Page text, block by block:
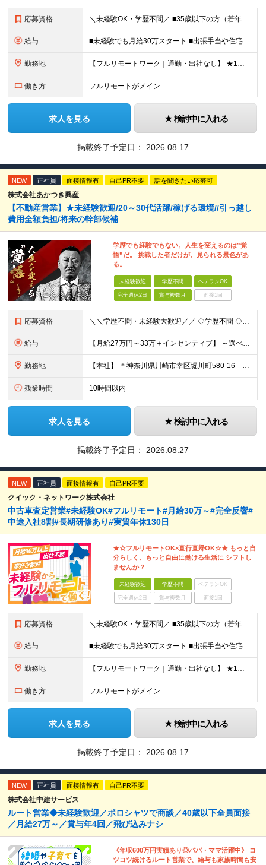
応募資格 ＼未経験OK・学歴不問／ ■35歳以下の方（若年層の長期キャリア形成のため） ■第二新卒OK ■普通自動車免許（AT）をお持ちの方 ▼▽こんな方はぜひご応募ください！▽▼ 「車の運転が好き！」 「地
給与 ■未経験でも月給30万スタート ■出張手当や住宅手当あり 【東京都・神奈川県】 月給35万円～60万円＋インセンティブ＋賞与＋諸手当 上記月給は、月42時間分の固定残業代（月8万3900円以上）を含
勤務地 【フルリモートワーク｜通勤・出社なし】 ★1人1台社用車貸与 ★転勤なし ★直帰直行OK 【本社】 兵庫県神戸市中央区明石町44 神戸御幸ビル4F ★☆積極採用中☆★ ◆北海道・東北：札幌／福島／
働き方 フルリモートがメイン
求人を見る 検討中に入れる
掲載終了予定日： 2026.08.17
NEW 正社員 面接情報有 自己PR不要 話を聞きたい応募可
株式会社あかつき興産
【不動産営業】★未経験歓迎/20～30代活躍/稼げる環境//引っ越し
費用全額負担/将来の幹部候補
学歴でも経験でもない。人生を変えるのは”覚
悟”だ。 挑戦した者だけが、見られる景色があ
る。
未経験歓迎 学歴不問 ベテランOK
完全週休2日 賞与複数月 面接1回
応募資格 ＼＼学歴不問・未経験大歓迎／／ ◇学歴不問 ◇社会⼈・職種・業種未経験大歓迎 ☆ー・ー・ー・ー・ー・ー・ー・ー・ー・ー・ー☆ 「今の人生を変えたい。」「本気で稼ぎたい。」 面接ではその想いを
給与 【⽉給27万円～33万＋インセンティブ】 ～選べる給与制度～ 固定給とインセンティブの割合を選択することが可能◎ ⾯接時にご相談可能です！ ￣￣￣￣￣￣￣￣￣￣￣￣￣￣￣￣￣￣￣ 月収27万円の場合
勤務地 【本社】 ＊神奈川県川崎市幸区堀川町580-16 川崎テックセンター9階 ※転勤はありません ※受動喫煙対策あり(オフィス内分煙)
残業時間 10時間以内
求人を見る 検討中に入れる
掲載終了予定日： 2026.08.27
NEW 正社員 面接情報有 自己PR不要
クイック・ネットワーク株式会社
中古車査定営業#未経験OK#フルリモート#月給30万～#完全反響#
中途入社8割#長期研修あり#実質年休130日
★☆フルリモートOK×直行直帰OK☆★ もっと自
分らしく、もっと自由に働ける生活に シフトし
ませんか？
未経験歓迎 学歴不問 ベテランOK
完全週休2日 賞与複数月 面接1回
応募資格 ＼未経験OK・学歴不問／ ■35歳以下の方（若年層の長期キャリア形成のため） ■第二新卒OK ■普通自動車免許（AT）をお持ちの方 ▼▽こんな方はぜひご応募ください！▽▼ 「車の運転が好き！」 「地
給与 ■未経験でも月給30万スタート ■出張手当や住宅手当あり 【東京都・神奈川県】 月給35万円～60万円＋インセンティブ＋賞与＋諸手当 上記月給は、月42時間分の固定残業代（月8万3900円以上）を含
勤務地 【フルリモートワーク｜通勤・出社なし】 ★1人1台社用車貸与 ★転勤なし ★直帰直行OK 【本社】 兵庫県神戸市中央区明石町44 神戸御幸ビル4F ★☆積極採用中☆★ ◆北海道・東北：札幌／福島／
働き方 フルリモートがメイン
求人を見る 検討中に入れる
掲載終了予定日： 2026.08.17
NEW 正社員 面接情報有 自己PR不要
株式会社中建サービス
ルート営業◆未経験歓迎／ポロシャツで商談／40歳以下全員面接
／月給27万～／賞与年4回／飛び込みナシ
《年収600万円実績あり◎パパ・ママ活躍中》 コ
ツコツ続けるルート営業で、給与も家族時間も安